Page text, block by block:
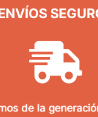
de la